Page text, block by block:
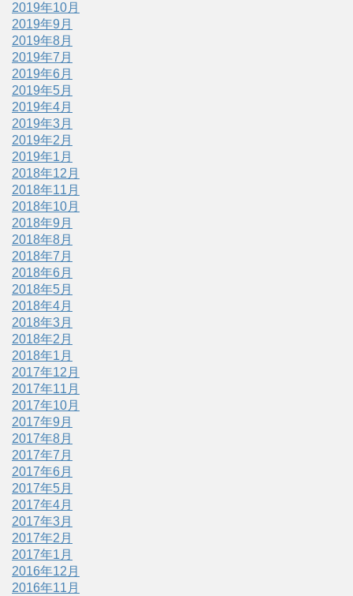
2019年10月
2019年9月
2019年8月
2019年7月
2019年6月
2019年5月
2019年4月
2019年3月
2019年2月
2019年1月
2018年12月
2018年11月
2018年10月
2018年9月
2018年8月
2018年7月
2018年6月
2018年5月
2018年4月
2018年3月
2018年2月
2018年1月
2017年12月
2017年11月
2017年10月
2017年9月
2017年8月
2017年7月
2017年6月
2017年5月
2017年4月
2017年3月
2017年2月
2017年1月
2016年12月
2016年11月